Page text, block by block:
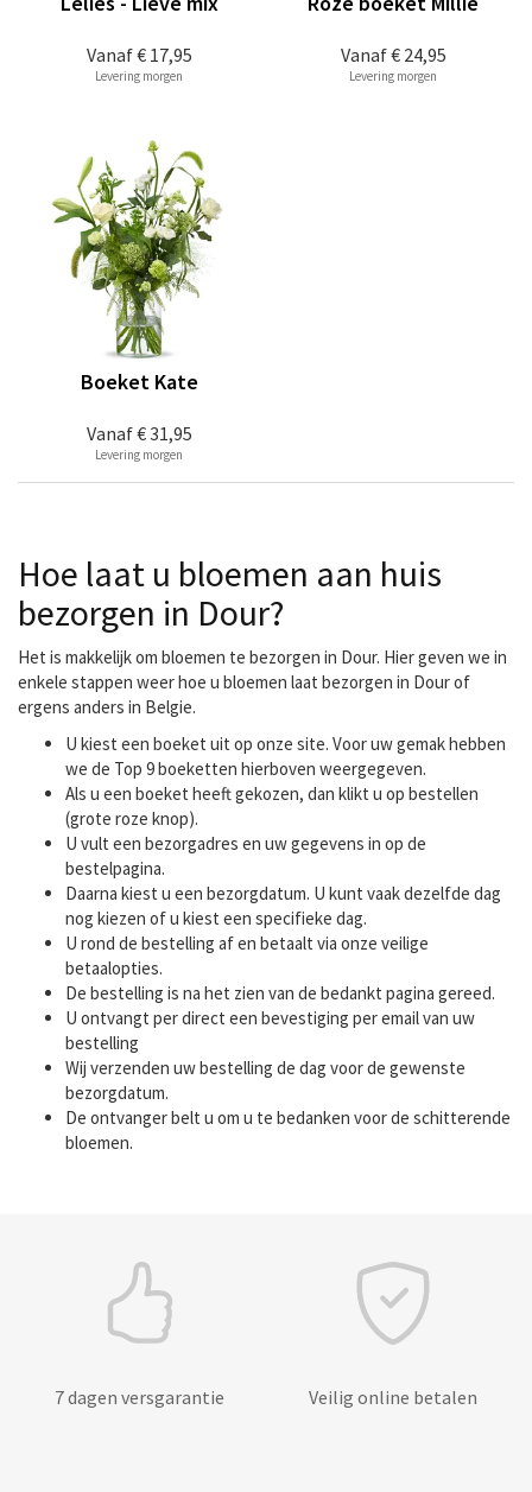
Vanaf€ 17,95
Levering morgen
Vanaf€ 24,95
Levering morgen
Vanaf€ 31,95
Boeket Kate
Levering morgen
Hoe laat u bloemen aan huis
bezorgen in Dour?
Het is makkelijk om bloemen te bezorgen in Dour. Hier geven we in
enkele stappen weer hoe u bloemen laat bezorgen in Dour of
ergens anders in Belgie.
U kiest een boeket uit op onze site. Voor uw gemak hebben
we de Top 9 boeketten hierboven weergegeven.
Als u een boeket heeft gekozen, dan klikt u op bestellen
(grote roze knop).
U vult een bezorgadres en uw gegevens in op de
bestelpagina.
Daarna kiest u een bezorgdatum. U kunt vaak dezelfde dag
nog kiezen of u kiest een specifieke dag.
U rond de bestelling af en betaalt via onze veilige
betaalopties.
De bestelling is na het zien van de bedankt pagina gereed.
U ontvangt per direct een bevestiging per email van uw
bestelling
Wij verzenden uw bestelling de dag voor de gewenste
bezorgdatum.
De ontvanger belt u om u te bedanken voor de schitterende
bloemen.
7 dagen versgarantie Veilig online betalen